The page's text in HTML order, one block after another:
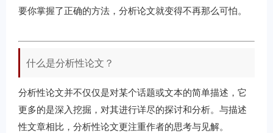
要你掌握了正确的方法，分析论文就变得不再那么可怕。
什么是分析性论文？
分析性论文并不仅仅是对某个话题或文本的简单描述，它
更多的是深入挖掘，对其进行详尽的探讨和分析。与描述
性文章相比，分析性论文更注重作者的思考与见解。